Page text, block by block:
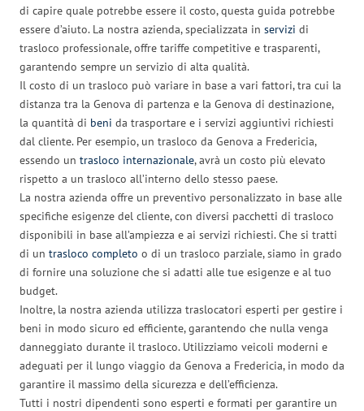
di capire quale potrebbe essere il costo, questa guida potrebbe
essere d’aiuto. La nostra azienda, specializzata in servizi di
trasloco professionale, offre tariffe competitive e trasparenti,
garantendo sempre un servizio di alta qualità.
Il costo di un trasloco può variare in base a vari fattori, tra cui la
distanza tra la Genova di partenza e la Genova di destinazione,
la quantità di beni da trasportare e i servizi aggiuntivi richiesti
dal cliente. Per esempio, un trasloco da Genova a Fredericia,
essendo un trasloco internazionale, avrà un costo più elevato
rispetto a un trasloco all’interno dello stesso paese.
La nostra azienda offre un preventivo personalizzato in base alle
specifiche esigenze del cliente, con diversi pacchetti di trasloco
disponibili in base all’ampiezza e ai servizi richiesti. Che si tratti
di un trasloco completo o di un trasloco parziale, siamo in grado
di fornire una soluzione che si adatti alle tue esigenze e al tuo
budget.
Inoltre, la nostra azienda utilizza traslocatori esperti per gestire i
beni in modo sicuro ed efficiente, garantendo che nulla venga
danneggiato durante il trasloco. Utilizziamo veicoli moderni e
adeguati per il lungo viaggio da Genova a Fredericia, in modo da
garantire il massimo della sicurezza e dell’efficienza.
Tutti i nostri dipendenti sono esperti e formati per garantire un